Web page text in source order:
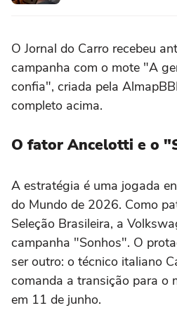
O Jornal do Carro recebeu
campanha com o mote "A
confia", criada pela
completo acima.
O fator Ancelotti e o
A estratégia é uma jogada
do Mundo de 2026. Como
Seleção Brasileira, a
campanha "Sonhos". O
ser outro: o técnico italiano
comanda a transição para o
em 11 de junho.